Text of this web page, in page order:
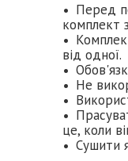
Перед
комплект
від одної.
Не
це, коли
Сушити